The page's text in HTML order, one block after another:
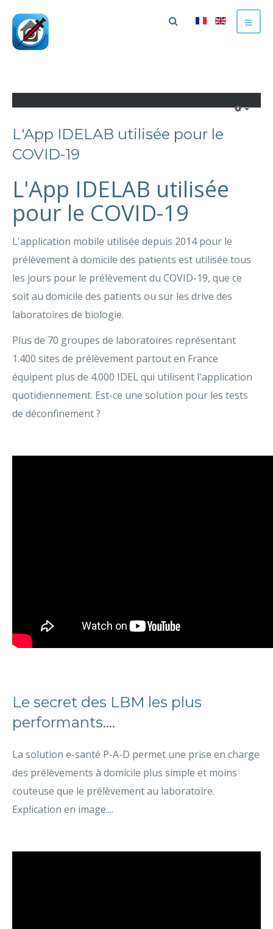
L'App IDELAB utilisée pour le
COVID-19
L'App IDELAB utilisée
pour le COVID-19
L'application mobile utilisée depuis 2014 pour le
prélèvement à domicile des patients est utilisée tous
les jours pour le prélèvement du COVID-19, que ce
soit au domicile des patients ou sur les drive des
laboratoires de biologie.
Plus de 70 groupes de laboratoires représentant
1.400 sites de prélèvement partout en France
équipent plus de 4.000 IDEL qui utilisent l'application
quotidiennement. Est-ce une solution pour les tests
de déconfinement ?
Le secret des LBM les plus
performants....
La solution e-santé P-A-D permet une prise en charge
des prélèvements à domicile plus simple et moins
couteuse que le prélèvement au laboratoire.
Explication en image....